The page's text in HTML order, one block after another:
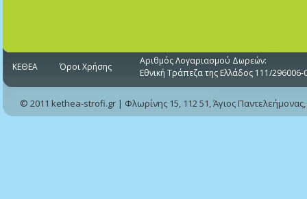
ΚΕΘΕΑ Όροι Χρήσης
Αριθμός Λογαριασμού Δωρεών:
Εθνική Τράπεζα της Ελλάδος 111/296006-
© 2011 kethea-strofi.gr | Φλωρίνης 15, 112 51, Άγιος Παντελεήμονας,